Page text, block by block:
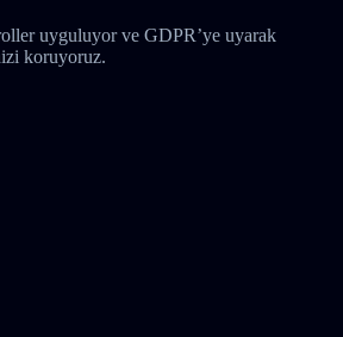
uyguluyor ve GDPR’ye uyarak
koruyoruz.